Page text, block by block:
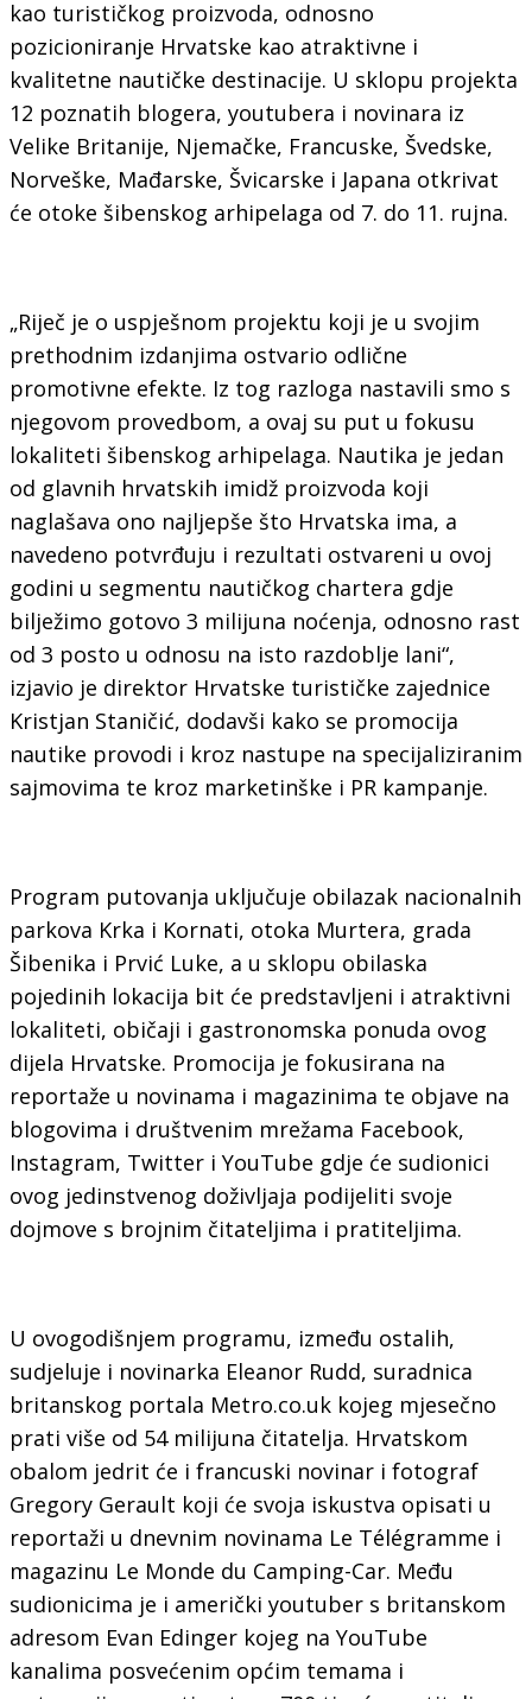
kao turističkog proizvoda, odnosno
pozicioniranje Hrvatske kao atraktivne i
kvalitetne nautičke destinacije. U sklopu projekta
12 poznatih blogera, youtubera i novinara iz
Velike Britanije, Njemačke, Francuske, Švedske,
Norveške, Mađarske, Švicarske i Japana otkrivat
će otoke šibenskog arhipelaga od 7. do 11. rujna.
„Riječ je o uspješnom projektu koji je u svojim
prethodnim izdanjima ostvario odlične
promotivne efekte. Iz tog razloga nastavili smo s
njegovom provedbom, a ovaj su put u fokusu
lokaliteti šibenskog arhipelaga. Nautika je jedan
od glavnih hrvatskih imidž proizvoda koji
naglašava ono najljepše što Hrvatska ima, a
navedeno potvrđuju i rezultati ostvareni u ovoj
godini u segmentu nautičkog chartera gdje
bilježimo gotovo 3 milijuna noćenja, odnosno rast
od 3 posto u odnosu na isto razdoblje lani“,
izjavio je direktor Hrvatske turističke zajednice
Kristjan Staničić, dodavši kako se promocija
nautike provodi i kroz nastupe na specijaliziranim
sajmovima te kroz marketinške i PR kampanje.
Program putovanja uključuje obilazak nacionalnih
parkova Krka i Kornati, otoka Murtera, grada
Šibenika i Prvić Luke, a u sklopu obilaska
pojedinih lokacija bit će predstavljeni i atraktivni
lokaliteti, običaji i gastronomska ponuda ovog
dijela Hrvatske. Promocija je fokusirana na
reportaže u novinama i magazinima te objave na
blogovima i društvenim mrežama Facebook,
Instagram, Twitter i YouTube gdje će sudionici
ovog jedinstvenog doživljaja podijeliti svoje
dojmove s brojnim čitateljima i pratiteljima.
U ovogodišnjem programu, između ostalih,
sudjeluje i novinarka Eleanor Rudd, suradnica
britanskog portala Metro.co.uk kojeg mjesečno
prati više od 54 milijuna čitatelja. Hrvatskom
obalom jedrit će i francuski novinar i fotograf
Gregory Gerault koji će svoja iskustva opisati u
reportaži u dnevnim novinama Le Télégramme i
magazinu Le Monde du Camping-Car. Među
sudionicima je i američki youtuber s britanskom
adresom Evan Edinger kojeg na YouTube
kanalima posvećenim općim temama i